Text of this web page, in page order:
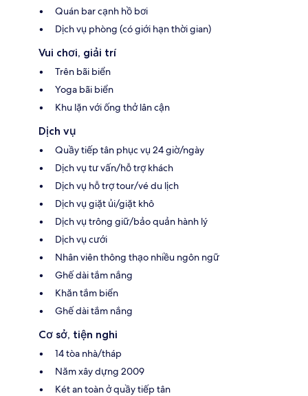
Quán bar cạnh hồ bơi
Dịch vụ phòng (có giới hạn thời gian)
Vui chơi, giải trí
Trên bãi biển
Yoga bãi biển
Khu lặn với ống thở lân cận
Dịch vụ
Quầy tiếp tân phục vụ 24 giờ/ngày
Dịch vụ tư vấn/hỗ trợ khách
Dịch vụ hỗ trợ tour/vé du lịch
Dịch vụ giặt ủi/giặt khô
Dịch vụ trông giữ/bảo quản hành lý
Dịch vụ cưới
Nhân viên thông thạo nhiều ngôn ngữ
Ghế dài tắm nắng
Khăn tắm biển
Ghế dài tắm nắng
Cơ sở, tiện nghi
14 tòa nhà/tháp
Năm xây dựng 2009
Két an toàn ở quầy tiếp tân